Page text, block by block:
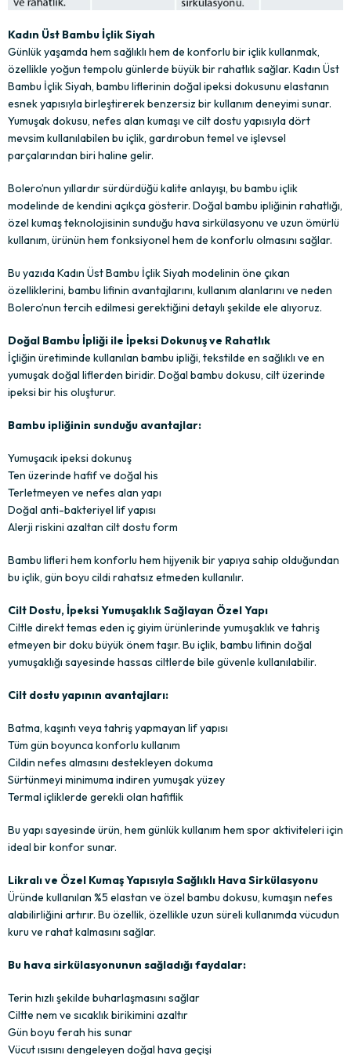
Kadın Üst Bambu İçlik Siyah
Günlük yaşamda hem sağlıklı hem de konforlu bir içlik kullanmak,
özellikle yoğun tempolu günlerde büyük bir rahatlık sağlar. Kadın Üst
Bambu İçlik Siyah, bambu liflerinin doğal ipeksi dokusunu elastanın
esnek yapısıyla birleştirerek benzersiz bir kullanım deneyimi sunar.
Yumuşak dokusu, nefes alan kumaşı ve cilt dostu yapısıyla dört
mevsim kullanılabilen bu içlik, gardırobun temel ve işlevsel
parçalarından biri haline gelir.
Bolero’nun yıllardır sürdürdüğü kalite anlayışı, bu bambu içlik
modelinde de kendini açıkça gösterir. Doğal bambu ipliğinin rahatlığı,
özel kumaş teknolojisinin sunduğu hava sirkülasyonu ve uzun ömürlü
kullanım, ürünün hem fonksiyonel hem de konforlu olmasını sağlar.
Bu yazıda Kadın Üst Bambu İçlik Siyah modelinin öne çıkan
özelliklerini, bambu lifinin avantajlarını, kullanım alanlarını ve neden
Bolero’nun tercih edilmesi gerektiğini detaylı şekilde ele alıyoruz.
Doğal Bambu İpliği ile İpeksi Dokunuş ve Rahatlık
İçliğin üretiminde kullanılan bambu ipliği, tekstilde en sağlıklı ve en
yumuşak doğal liflerden biridir. Doğal bambu dokusu, cilt üzerinde
ipeksi bir his oluşturur.
Bambu ipliğinin sunduğu avantajlar:
Yumuşacık ipeksi dokunuş
Ten üzerinde hafif ve doğal his
Terletmeyen ve nefes alan yapı
Doğal anti-bakteriyel lif yapısı
Alerji riskini azaltan cilt dostu form
Bambu lifleri hem konforlu hem hijyenik bir yapıya sahip olduğundan
bu içlik, gün boyu cildi rahatsız etmeden kullanılır.
Cilt Dostu, İpeksi Yumuşaklık Sağlayan Özel Yapı
Ciltle direkt temas eden iç giyim ürünlerinde yumuşaklık ve tahriş
etmeyen bir doku büyük önem taşır. Bu içlik, bambu lifinin doğal
yumuşaklığı sayesinde hassas ciltlerde bile güvenle kullanılabilir.
Cilt dostu yapının avantajları:
Batma, kaşıntı veya tahriş yapmayan lif yapısı
Tüm gün boyunca konforlu kullanım
Cildin nefes almasını destekleyen dokuma
Sürtünmeyi minimuma indiren yumuşak yüzey
Termal içliklerde gerekli olan hafiflik
Bu yapı sayesinde ürün, hem günlük kullanım hem spor aktiviteleri için
ideal bir konfor sunar.
Likralı ve Özel Kumaş Yapısıyla Sağlıklı Hava Sirkülasyonu
Üründe kullanılan %5 elastan ve özel bambu dokusu, kumaşın nefes
alabilirliğini artırır. Bu özellik, özellikle uzun süreli kullanımda vücudun
kuru ve rahat kalmasını sağlar.
Bu hava sirkülasyonunun sağladığı faydalar:
Terin hızlı şekilde buharlaşmasını sağlar
Ciltte nem ve sıcaklık birikimini azaltır
Gün boyu ferah his sunar
Vücut ısısını dengeleyen doğal hava geçişi